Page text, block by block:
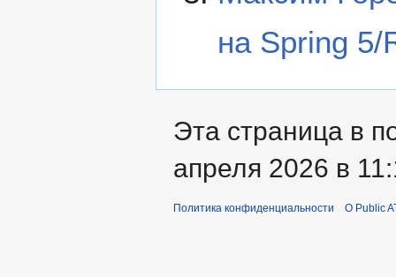
на Spring 5/
Эта страница в
апреля 2026 в
Политика конфиденциальности О Public